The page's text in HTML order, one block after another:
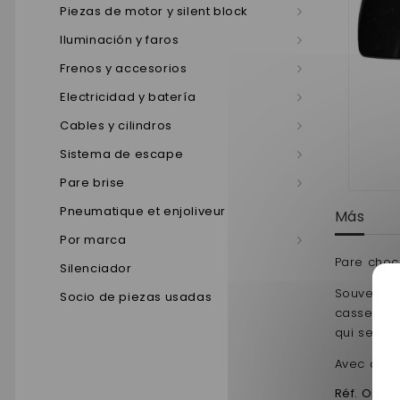
Piezas de motor y silent block
Iluminación y faros
Frenos y accesorios
Electricidad y batería
Cables y cilindros
Sistema de escape
Pare brise
Pneumatique et enjoliveur
Por marca
Silenciador
Socio de piezas usadas
Más
Pare
Souvent
casse ou
qui se
Avec des
Réf. Origine